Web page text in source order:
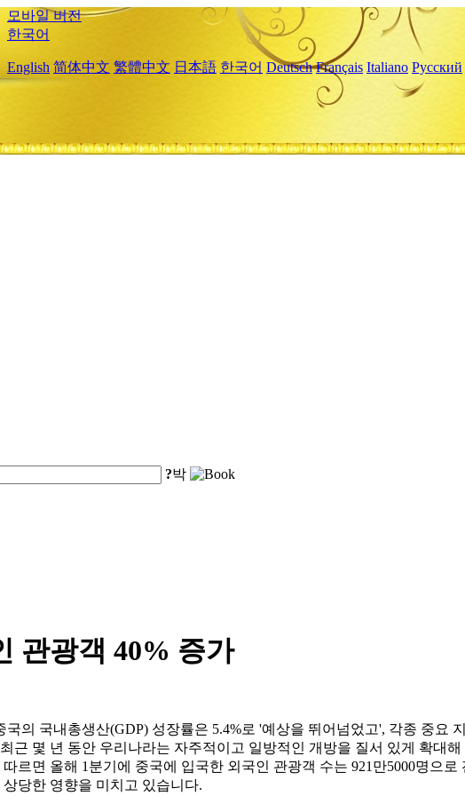
모바일 버전
한국어
English 简体中文 繁體中文 日本語 한국어 Deutsch Français Italiano Русский
?박
관광객 40% 증가
의 국내총생산(GDP) 성장률은 5.4%로 '예상을 뛰어넘었고', 각종 중
근 몇 년 동안 우리나라는 자주적이고 일방적인 개방을 질서 있게 확대
르면 올해 1분기에 중국에 입국한 외국인 관광객 수는 921만5000명으
당한 영향을 미치고 있습니다.